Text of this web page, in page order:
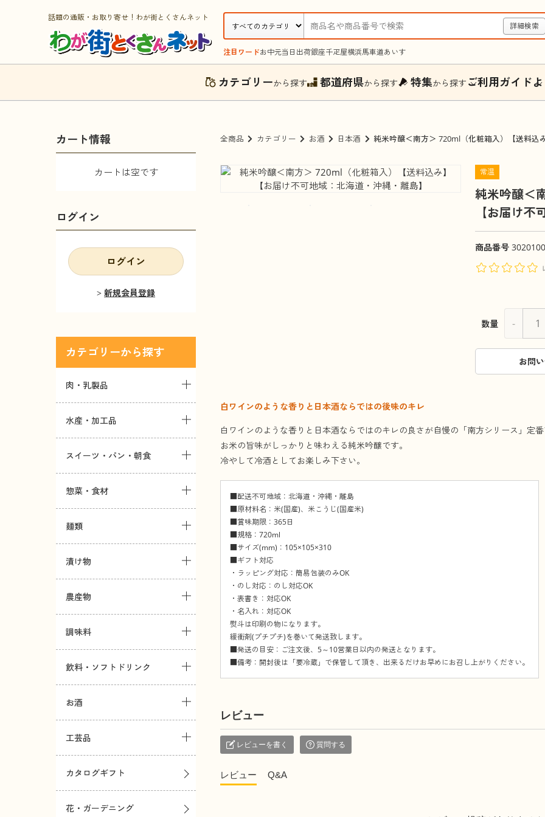
話題の通販・お取り寄せ！わが街とくさんネット
詳細検索
注目ワードお中元当日出荷銀座千疋屋横浜馬車道あいす
カテゴリーから探す 都道府県から探す 特集から探す ご利用ガイド
全商品 カテゴリー お酒 日本酒 純米吟醸＜南方＞ 720ml（化粧箱入）【送料
常温
純米吟醸＜
【お届け
商品番号
数量 -
お問
白ワインのような香りと日本酒ならではの後味のキレ
白ワインのような香りと日本酒ならではのキレの良さが自慢の「南方シリース」定
お米の旨味がしっかりと味わえる純米吟醸です。
冷やして冷酒としてお楽しみ下さい。
■配送不可地域：北海道・沖縄・離島
■原材料名：米(国産)、米こうじ(国産米)
■賞味期限：365日
■規格：720ml
■サイズ(mm)：105×105×310
■ギフト対応
・ラッピング対応：簡易包装のみOK
・のし対応：のし対応OK
・表書き：対応OK
・名入れ：対応OK
熨斗は印刷の物になります。
緩衝剤(プチプチ)を巻いて発送致します。
■発送の目安：ご注文後、5～10営業日以内の発送となります。
■備考：開封後は「要冷蔵」で保管して頂き、出来るだけお早めにお召し上がりください。
レビュー
レビューを書く 質問する
レビュー Q&A
カート情報
カートは空です
ログイン
ログイン
新規会員登録
カテゴリー
肉・乳製品
水産・加工品
スイーツ・パン・朝食
惣菜・食材
麺類
漬け物
農産物
調味料
飲料・ソフトドリンク
お酒
工芸品
カタログギフト
花・ガーデニング